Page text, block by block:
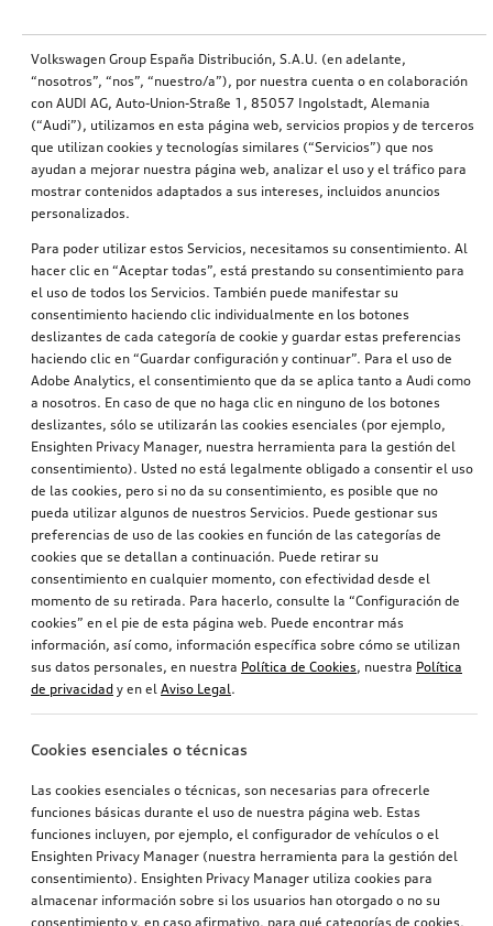
Revestimiento para el maletero A4
370,26 €PVPR*
Bandeja para el maletero Q5
366,63
Inserto en la parrilla del radiador Q5
carbono
364,21€PVPR*
transversal
353,32€PVPR*
Volkswagen Group España Distribución, S.A.U. (en adelante,
“nosotros”, “nos”, “nuestro/a”), por nuestra cuenta o en colaboración
con AUDI AG, Auto-Union-Straße 1, 85057 Ingolstadt, Alemania
(“Audi”), utilizamos en esta página web, servicios propios y de terceros
que utilizan cookies y tecnologías similares (“Servicios”) que nos
ayudan a mejorar nuestra página web, analizar el uso y el tráfico para
mostrar contenidos adaptados a sus intereses, incluidos anuncios
personalizados.
Para poder utilizar estos Servicios, necesitamos su consentimiento. Al
hacer clic en “Aceptar todas”, está prestando su consentimiento para
el uso de todos los Servicios. También puede manifestar su
consentimiento haciendo clic individualmente en los botones
deslizantes de cada categoría de cookie y guardar estas preferencias
haciendo clic en “Guardar configuración y continuar”. Para el uso de
Adobe Analytics, el consentimiento que da se aplica tanto a Audi como
a nosotros. En caso de que no haga clic en ninguno de los botones
deslizantes, sólo se utilizarán las cookies esenciales (por ejemplo,
Ensighten Privacy Manager, nuestra herramienta para la gestión del
consentimiento). Usted no está legalmente obligado a consentir el uso
de las cookies, pero si no da su consentimiento, es posible que no
pueda utilizar algunos de nuestros Servicios. Puede gestionar sus
preferencias de uso de las cookies en función de las categorías de
cookies que se detallan a continuación. Puede retirar su
consentimiento en cualquier momento, con efectividad desde el
momento de su retirada. Para hacerlo, consulte la “Configuración de
cookies” en el pie de esta página web. Puede encontrar más
información, así como, información específica sobre cómo se utilizan
sus datos personales, en nuestra Política de Cookies, nuestra Política
de privacidad y en el Aviso Legal.
Cookies esenciales o técnicas
Las cookies esenciales o técnicas, son necesarias para ofrecerle
funciones básicas durante el uso de nuestra página web. Estas
funciones incluyen, por ejemplo, el configurador de vehículos o el
Ensighten Privacy Manager (nuestra herramienta para la gestión del
consentimiento). Ensighten Privacy Manager utiliza cookies para
almacenar información sobre si los usuarios han otorgado o no su
consentimiento y, en caso afirmativo, para qué categorías de cookies.